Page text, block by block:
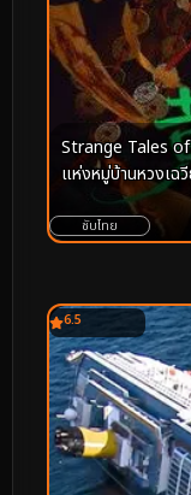
Strange Tales
แห่งหมู่บ้านหวงเฉ
ซับไทย
6.5